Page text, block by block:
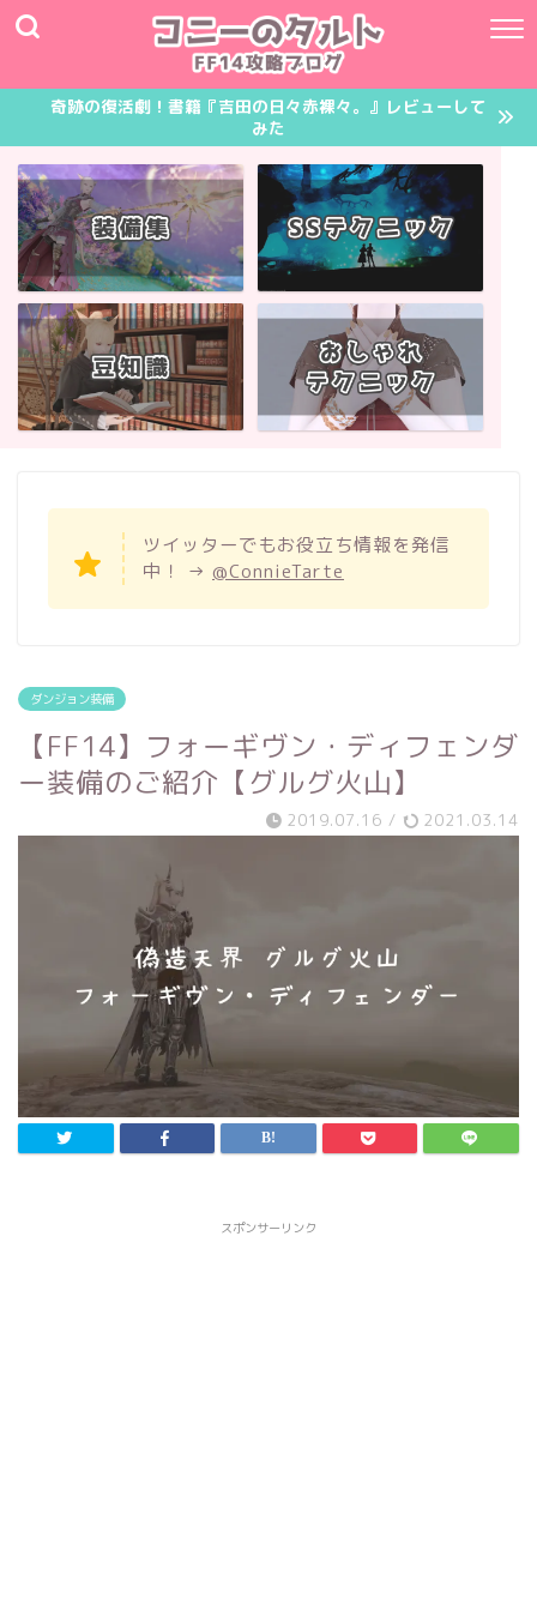
奇跡の復活劇！書籍『吉田の日々赤裸々。』レビューして
みた
ツイッターでもお役立ち情報を発信
中！ → @ConnieTarte
ダンジョン装備
【FF14】フォーギヴン・ディフェンダ
ー装備のご紹介【グルグ火山】
2019.07.16 / 2021.03.14
スポンサーリンク